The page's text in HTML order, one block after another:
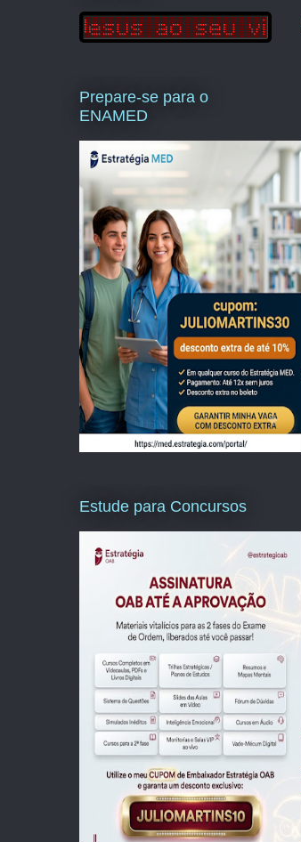
Prepare-se para o
ENAMED
Estude para Concursos